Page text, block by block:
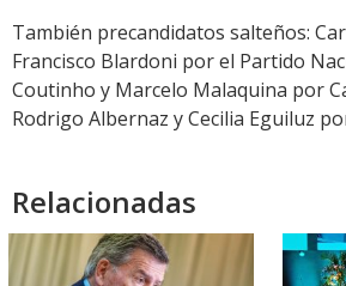
También precandidatos salteños:
Francisco Blardoni por el Partido
Coutinho y Marcelo Malaquina por
Rodrigo Albernaz y Cecilia Eguiluz
Relacionadas